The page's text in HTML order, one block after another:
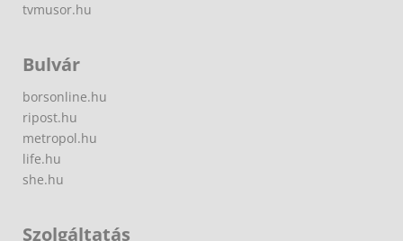
tvmusor.hu
Bulvár
borsonline.hu
ripost.hu
metropol.hu
life.hu
she.hu
Szolgáltatás